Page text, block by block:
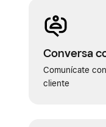
Conversa
Comunícate
cliente